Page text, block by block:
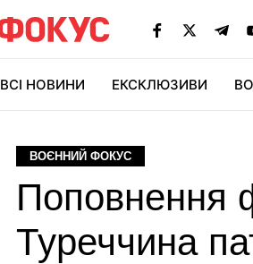
ВСІ НОВИНИ ЕКСКЛЮЗИВИ
ВОЄННИЙ ФОКУС
Поповнення
Туреччина